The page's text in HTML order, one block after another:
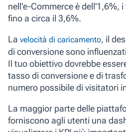
nell'e-Commerce è dell'1,6%,
fino a circa il 3,6%.
La velocità di caricamento, il
di conversione sono
Il tuo obiettivo dovrebbe
tasso di conversione e di
numero possibile di visitatori
La maggior parte delle
forniscono agli utenti una